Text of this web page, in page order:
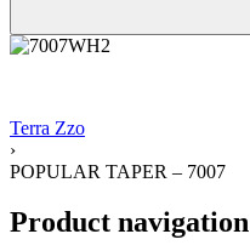
Terra Zzo
›
POPULAR TAPER – 7007
Product navigation